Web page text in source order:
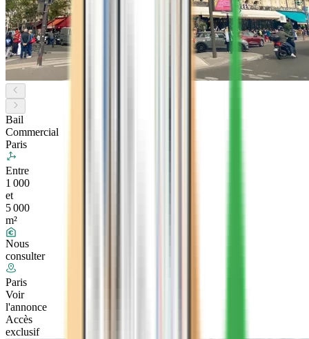
Bail
Commercial
Paris
Entre
1 000
et
5 000
m²
Nous
consulter
Paris
Voir
l'annonce
Accès
exclusif